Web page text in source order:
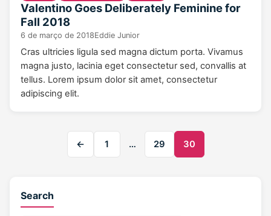
Valentino Goes Deliberately Feminine for
Fall 2018
6 de março de 2018Eddie Junior
Cras ultricies ligula sed magna dictum porta. Vivamus
magna justo, lacinia eget consectetur sed, convallis at
tellus. Lorem ipsum dolor sit amet, consectetur
adipiscing elit.
← 1 … 29 30
Search